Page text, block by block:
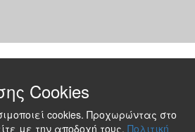
Cookies
cookies. Προχωρώντας στο
με την αποδοχή τους. Πολιτική